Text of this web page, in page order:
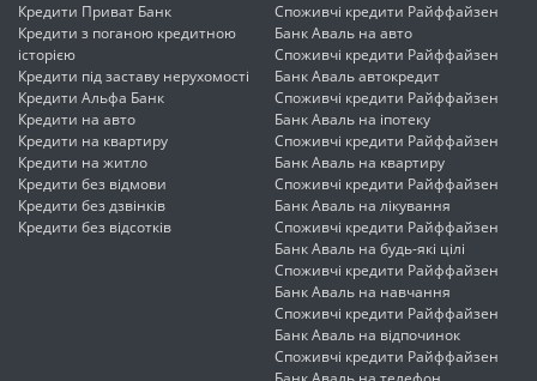
Кредити Приват Банк
Кредити з поганою кредитною
історією
Кредити під заставу нерухомості
Кредити Альфа Банк
Кредити на авто
Кредити на квартиру
Кредити на житло
Кредити без відмови
Кредити без дзвінків
Кредити без відсотків
Споживчі кредити Райффайзен
Банк Аваль на авто
Споживчі кредити Райффайзен
Банк Аваль автокредит
Споживчі кредити Райффайзен
Банк Аваль на іпотеку
Споживчі кредити Райффайзен
Банк Аваль на квартиру
Споживчі кредити Райффайзен
Банк Аваль на лікування
Споживчі кредити Райффайзен
Банк Аваль на будь-які цілі
Споживчі кредити Райффайзен
Банк Аваль на навчання
Споживчі кредити Райффайзен
Банк Аваль на відпочинок
Споживчі кредити Райффайзен